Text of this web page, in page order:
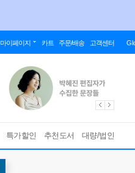
마이페이지 카트 주문/배송 고객센터
특가할인 추천도서 대량/법인